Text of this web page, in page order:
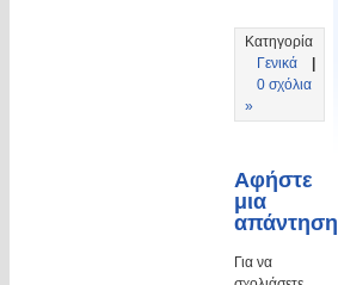
Κατηγορία
Γενικά
0 σχόλια
»
Αφήστε
μια
απάντηση
Για να